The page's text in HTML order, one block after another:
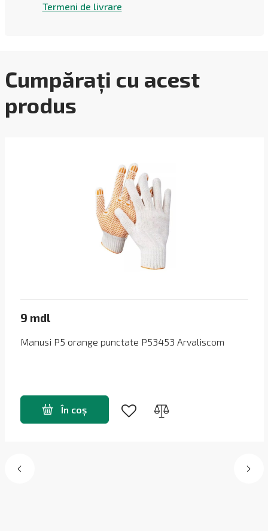
Termeni de livrare
Cumpărați cu acest
produs
9 mdl
Manusi P5 orange punctate P53453 Arvaliscom
În coș